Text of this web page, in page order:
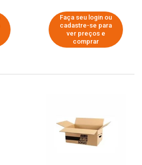
Faça seu login ou
cadastre-se para
ver preços e
comprar